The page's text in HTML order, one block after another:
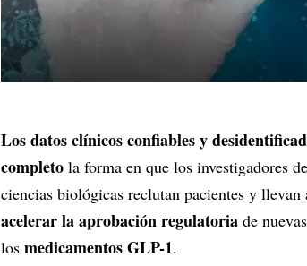
Los datos clínicos confiables y
completo la forma en que los investigadores
ciencias biológicas reclutan pacientes y
acelerar la aprobación regulatoria de
los medicamentos GLP-1.